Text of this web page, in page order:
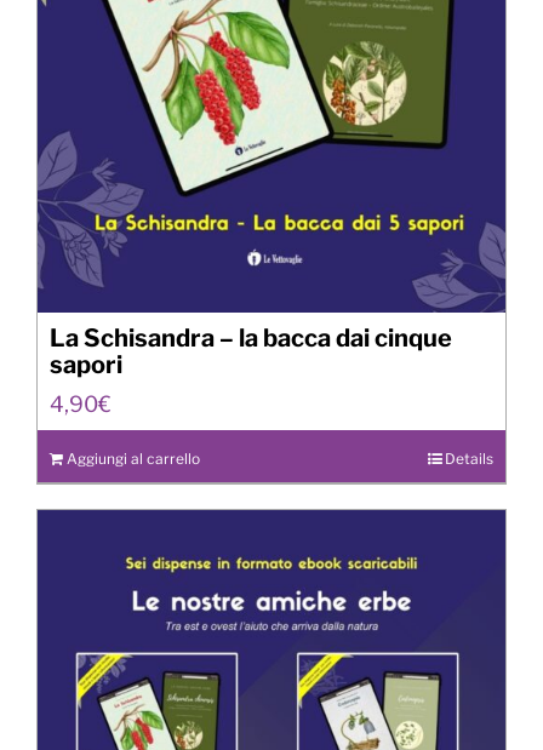
La Schisandra – la bacca dai cinque
sapori
4,90€
Aggiungi al carrello Details